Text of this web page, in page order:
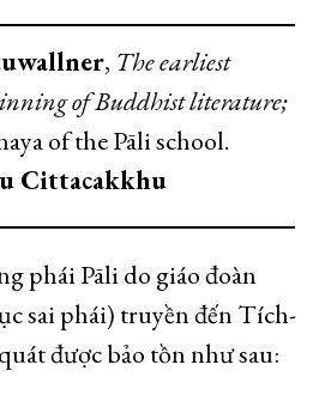
, The earliest
of Buddhist literature;
of the Pāli school.
Cittacakkhu
phái Pāli do giáo đoàn
sai phái) truyền đến Tích-
được bảo tồn như sau: